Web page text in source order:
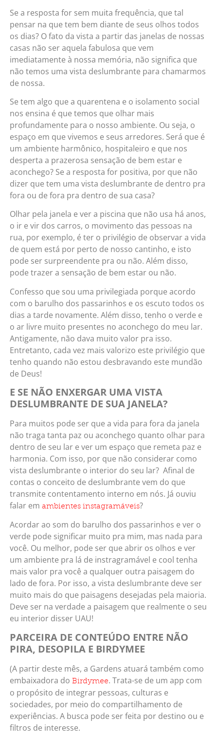
Se a resposta for sem muita frequência, que tal
pensar na que tem bem diante de seus olhos todos
os dias? O fato da vista a partir das janelas de nossas
casas não ser aquela fabulosa que vem
imediatamente à nossa memória, não significa que
não temos uma vista deslumbrante para chamarmos
de nossa.
Se tem algo que a quarentena e o isolamento social
nos ensina é que temos que olhar mais
profundamente para o nosso ambiente. Ou seja, o
espaço em que vivemos e seus arredores. Será que é
um ambiente harmônico, hospitaleiro e que nos
desperta a prazerosa sensação de bem estar e
aconchego? Se a resposta for positiva, por que não
dizer que tem uma vista deslumbrante de dentro pra
fora ou de fora pra dentro de sua casa?
Olhar pela janela e ver a piscina que não usa há anos,
o ir e vir dos carros, o movimento das pessoas na
rua, por exemplo, é ter o privilégio de observar a vida
de quem está por perto de nosso cantinho, e isto
pode ser surpreendente pra ou não. Além disso,
pode trazer a sensação de bem estar ou não.
Confesso que sou uma privilegiada porque acordo
com o barulho dos passarinhos e os escuto todos os
dias a tarde novamente. Além disso, tenho o verde e
o ar livre muito presentes no aconchego do meu lar.
Antigamente, não dava muito valor pra isso.
Entretanto, cada vez mais valorizo este privilégio que
tenho quando não estou desbravando este mundão
de Deus!
E SE NÃO ENXERGAR UMA VISTA
DESLUMBRANTE DE SUA JANELA?
Para muitos pode ser que a vida para fora da janela
não traga tanta paz ou aconchego quanto olhar para
dentro de seu lar e ver um espaço que remeta paz e
harmonia. Com isso, por que não considerar como
vista deslumbrante o interior do seu lar? Afinal de
contas o conceito de deslumbrante vem do que
transmite contentamento interno em nós. Já ouviu
falar em ambientes instagramáveis?
Acordar ao som do barulho dos passarinhos e ver o
verde pode significar muito pra mim, mas nada para
você. Ou melhor, pode ser que abrir os olhos e ver
um ambiente pra lá de instragramável e cool tenha
mais valor pra você a qualquer outra paisagem do
lado de fora. Por isso, a vista deslumbrante deve ser
muito mais do que paisagens desejadas pela maioria.
Deve ser na verdade a paisagem que realmente o seu
eu interior disser UAU!
PARCEIRA DE CONTEÚDO ENTRE NÃO
PIRA, DESOPILA E BIRDYMEE
(A partir deste mês, a Gardens atuará também como
embaixadora do Birdymee. Trata-se de um app com
o propósito de integrar pessoas, culturas e
sociedades, por meio do compartilhamento de
experiências. A busca pode ser feita por destino ou e
filtros de interesse.